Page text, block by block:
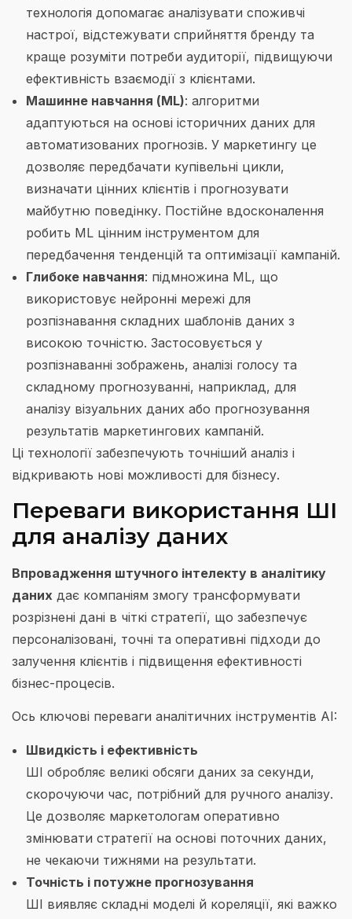
технологія допомагає аналізувати споживчі
настрої, відстежувати сприйняття бренду та
краще розуміти потреби аудиторії, підвищуючи
ефективність взаємодії з клієнтами.
Машинне навчання (ML): алгоритми
адаптуються на основі історичних даних для
автоматизованих прогнозів. У маркетингу це
дозволяє передбачати купівельні цикли,
визначати цінних клієнтів і прогнозувати
майбутню поведінку. Постійне вдосконалення
робить ML цінним інструментом для
передбачення тенденцій та оптимізації кампаній.
Глибоке навчання: підмножина ML, що
використовує нейронні мережі для
розпізнавання складних шаблонів даних з
високою точністю. Застосовується у
розпізнаванні зображень, аналізі голосу та
складному прогнозуванні, наприклад, для
аналізу візуальних даних або прогнозування
результатів маркетингових кампаній.
Ці технології забезпечують точніший аналіз і
відкривають нові можливості для бізнесу.
Переваги використання ШІ
для аналізу даних
Впровадження штучного інтелекту в аналітику
даних дає компаніям змогу трансформувати
розрізнені дані в чіткі стратегії, що забезпечує
персоналізовані, точні та оперативні підходи до
залучення клієнтів і підвищення ефективності
бізнес-процесів.
Ось ключові переваги аналітичних інструментів AI:
Швидкість і ефективність
ШІ обробляє великі обсяги даних за секунди,
скорочуючи час, потрібний для ручного аналізу.
Це дозволяє маркетологам оперативно
змінювати стратегії на основі поточних даних,
не чекаючи тижнями на результати.
Точність і потужне прогнозування
ШІ виявляє складні моделі й кореляції, які важко